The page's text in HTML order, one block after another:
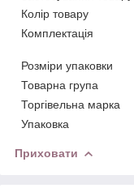
Колір товару
Комплектація
Розміри упаковки
Товарна група
Торгівельна марка
Упаковка
Приховати